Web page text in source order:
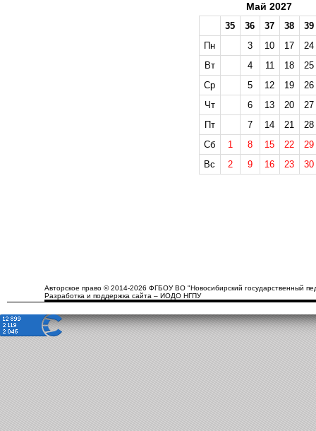
Май 2027
35 36 37 38
39
Пн
3 10 17
24
Вт
4 11 18
25
Ср
5 12 19
26
Чт
6 13 20
27
Пт
7 14 21
28
Сб
1 8 15 22
29
Вс
2 9 16 23 30
Авторское право © 2014-2026 ФГБОУ ВО "Новосибирский государственный
Разработка и поддержка сайта – ИОДО НГПУ